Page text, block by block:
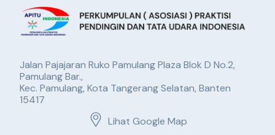
Jalan Pajajaran Ruko Pamulang Plaza Blok D No.2,
Pamulang Bar.,
Kec. Pamulang, Kota Tangerang Selatan, Banten
15417
Lihat Google Map